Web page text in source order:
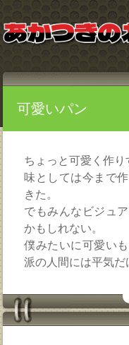
可愛いパン
ちょっと可愛く作り
味としては今まで
きた。
でもみんなビジュ
かもしれない。
僕みたいに可愛い
派の人間には平気だ